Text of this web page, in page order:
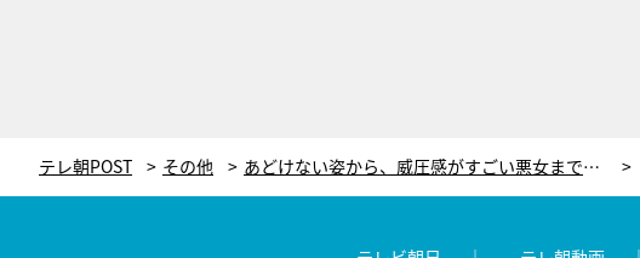
テレ朝POST その他 あどけない姿から、威圧感がすごい悪女まで！【黒革の手帖】仲里依紗の変貌ぶりを振り返る